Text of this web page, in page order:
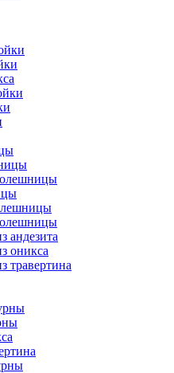
андезита
оникса
травертина